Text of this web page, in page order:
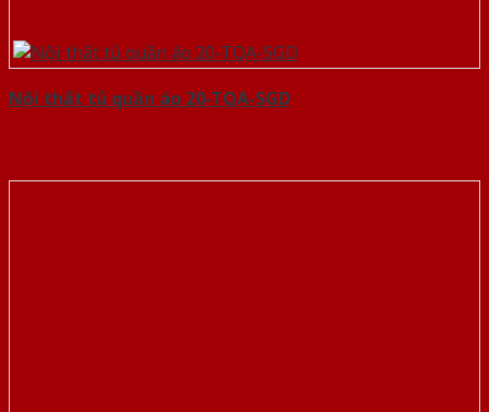
Nội thất tủ quần áo 20-TQA-SGD